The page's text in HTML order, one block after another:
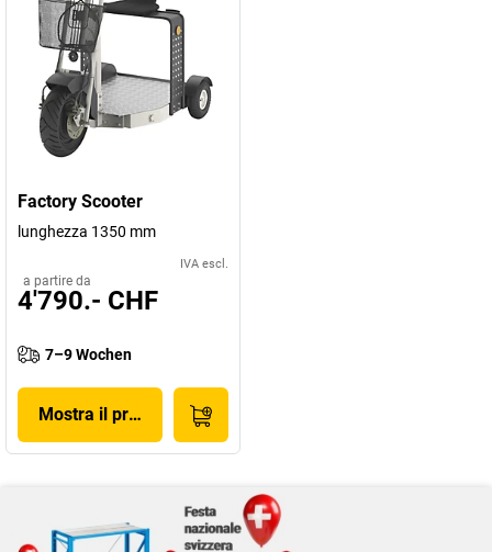
Factory Scooter
lunghezza 1350 mm
IVA escl.
a partire da
4'790.- CHF
7–9 Wochen
Mostra il prodotto